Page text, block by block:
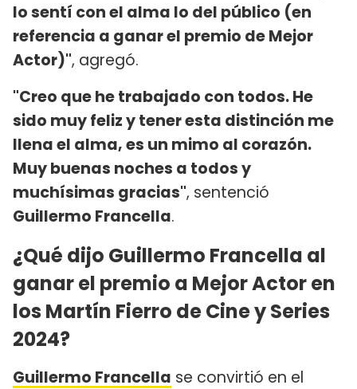
lo sentí con el alma lo del público (en
referencia a ganar el premio de Mejor
Actor)", agregó.
"Creo que he trabajado con todos. He
sido muy feliz y tener esta distinción me
llena el alma, es un mimo al corazón.
Muy buenas noches a todos y
muchísimas gracias", sentenció
Guillermo Francella.
¿Qué dijo Guillermo Francella al
ganar el premio a Mejor Actor en
los Martín Fierro de Cine y Series
2024?
Guillermo Francella se convirtió en el